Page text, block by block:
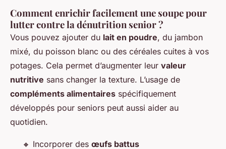
Comment enrichir facilement une soupe pour
lutter contre la dénutrition senior ?
Vous pouvez ajouter du lait en poudre, du jambon
mixé, du poisson blanc ou des céréales cuites à vos
potages. Cela permet d’augmenter leur valeur
nutritive sans changer la texture. L’usage de
compléments alimentaires spécifiquement
développés pour seniors peut aussi aider au
quotidien.
🔸 Incorporer des œufs battus